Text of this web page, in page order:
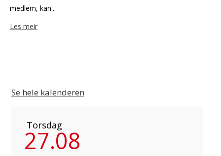
medlem, kan...
Les meir
Se hele kalenderen
Torsdag
27.08